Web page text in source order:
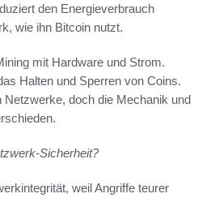
den Energieverbrauch
wie ihn Bitcoin nutzt.
mit Hardware und Strom.
Halten und Sperren von Coins.
Netzwerke, doch die Mechanik und
Sicherheit?
weil Angriffe teurer